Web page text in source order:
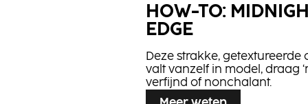
HOW-TO:
EDGE
Deze strakke, getextureerde
valt vanzelf in model, draag
verfijnd of nonchalant.